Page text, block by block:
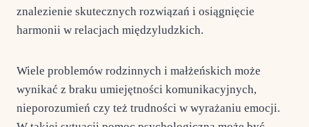
znalezienie skutecznych rozwiązań i osiągnięcie
harmonii w relacjach międzyludzkich.
Wiele problemów rodzinnych i małżeńskich może
wynikać z braku umiejętności komunikacyjnych,
nieporozumień czy też trudności w wyrażaniu emocji.